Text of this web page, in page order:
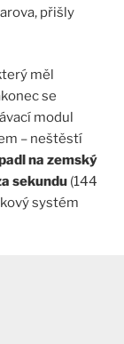
přišly
měl
se
modul
– neštěstí
na zemský
sekundu (144
systém